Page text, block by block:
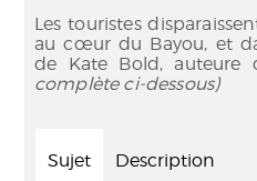
Les touristes
au cœur du Bayou, et
de Kate Bold, auteure
complète ci-dessous)
Sujet Description